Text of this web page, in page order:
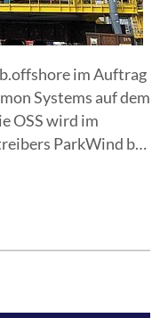
im Auftrag
Systems auf dem
OSS wird im
ParkWind bei